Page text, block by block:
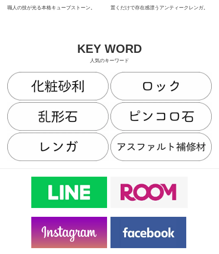
職人の技が光る本格キューブストーン。 置くだけで存在感漂うアンティークレンガ。
KEY WORD
人気のキーワード